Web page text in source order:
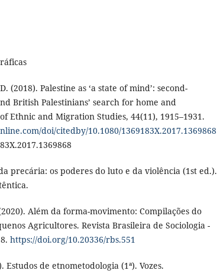
(2018). Palestine as ‘a state of mind’: second-
British Palestinians’ search for home and
Ethnic and Migration Studies, 44(11), 1915–1931.
doi/citedby/10.1080/1369183X.2017.1369868
precária: os poderes do luto e da violência (1st ed.).
Além da forma-movimento: Compilações do
Agricultores. Revista Brasileira de Sociologia -
https://doi.org/10.20336/rbs.551
Estudos de etnometodologia (1ª). Vozes.